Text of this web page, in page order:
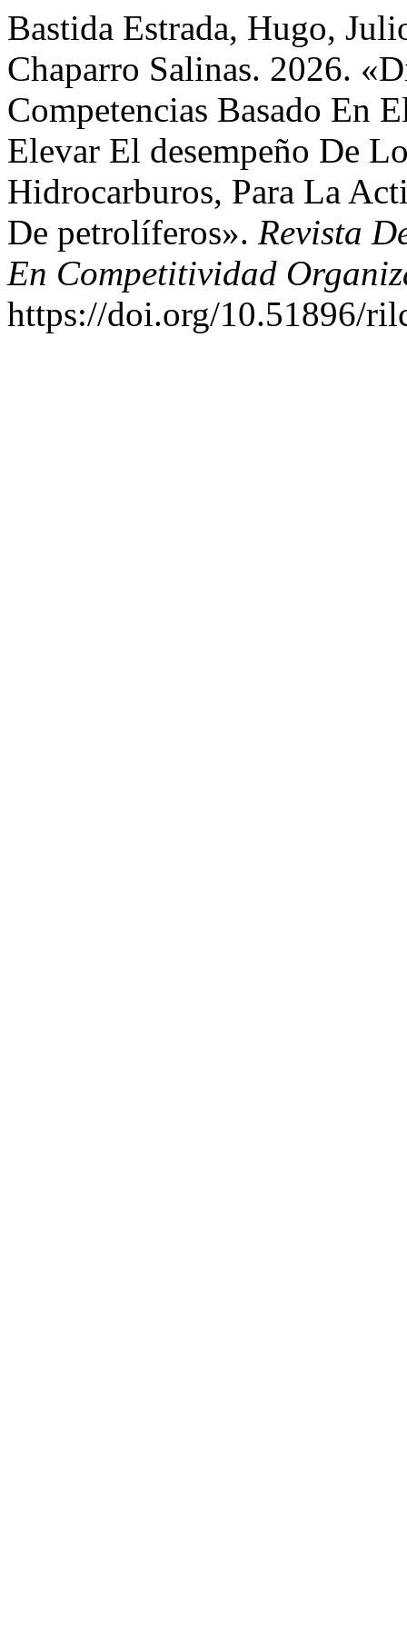
Bastida Estrada, Hugo,
Chaparro Salinas. 2026.
Competencias Basado En
Elevar El desempeño De
Hidrocarburos, Para La
De petrolíferos». Revista
En Competitividad
https://doi.org/10.51896/